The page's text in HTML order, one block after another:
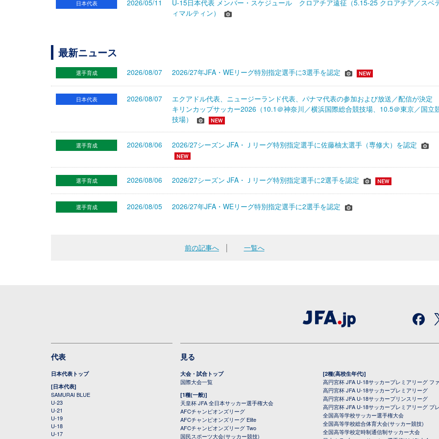
日本代表 2026/05/11
U-15日本代表 メンバー・スケジュール クロアチア遠征（5.15-25 クロアチア／スベ
ィマルティン）
最新ニュース
選手育成 2026/08/07 2026/27年JFA・WEリーグ特別指定選手に3選手を認定
日本代表 2026/08/07
エクアドル代表、ニュージーランド代表、パナマ代表の参加および放送／配信が決定
キリンカップサッカー2026（10.1＠神奈川／横浜国際総合競技場、10.5＠東京／国立
技場）
選手育成 2026/08/06 2026/27シーズン JFA・Ｊリーグ特別指定選手に佐藤柚太選手（専修大）を認定
選手育成 2026/08/06 2026/27シーズン JFA・Ｊリーグ特別指定選手に2選手を認定
選手育成 2026/08/05 2026/27年JFA・WEリーグ特別指定選手に2選手を認定
前の記事へ 一覧へ
代表
日本代表トップ
[日本代表]
SAMURAI BLUE
U-23
U-21
U-19
U-18
U-17
見る
大会・試合トップ
国際大会一覧
[1種(一般)]
天皇杯 JFA 全日本サッカー選手権大会
AFCチャンピオンズリーグ
AFCチャンピオンズリーグ Elite
AFCチャンピオンズリーグ Two
国民スポーツ大会(サッカー競技)
[2種(高校生年代)]
高円宮杯 JFA U-18サッカープレミアリーグ フ
高円宮杯 JFA U-18サッカープレミアリーグ
高円宮杯 JFA U-18サッカープリンスリーグ
高円宮杯 JFA U-18サッカープレミアリーグ プ
全国高等学校サッカー選手権大会
全国高等学校総合体育大会(サッカー競技)
全国高等学校定時制通信制サッカー大会